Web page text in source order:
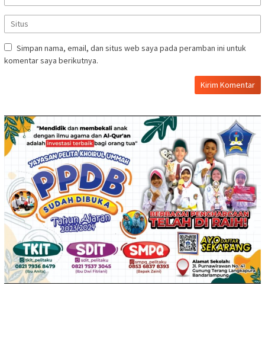
Simpan nama, email, dan situs web saya pada peramban ini untuk
komentar saya berikutnya.